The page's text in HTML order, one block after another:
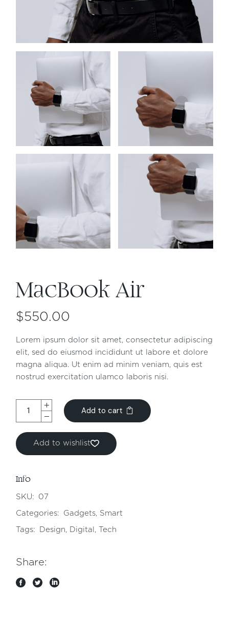
MacBook Air
$550.00
Lorem ipsum dolor sit amet, consectetur adipiscing
elit, sed do eiusmod incididunt ut labore et dolore
magna aliqua. Ut enim ad minim veniam, quis est
nostrud exercitation ulamco laboris nisi.
Add to cart
Add to wishlist
Info
SKU: 07
Categories: Gadgets, Smart
Tags: Design, Digital , Tech
Share: